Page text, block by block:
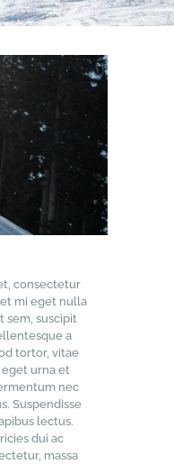
consectetur
mi eget nulla
sem, suscipit
a
tortor, vitae
urna et
nec
Suspendisse
lectus.
dui ac
massa